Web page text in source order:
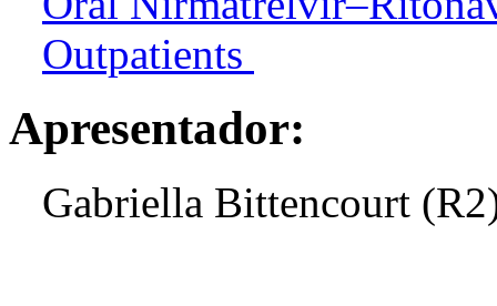
Outpatients
Apresentador:
Gabriella Bittencourt